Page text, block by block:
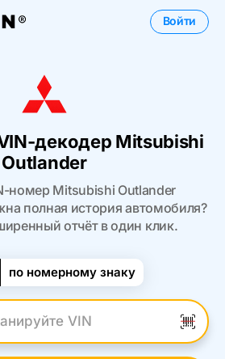
Войти
декодер Mitsubishi
Outlander
номер Mitsubishi Outlander
полная история автомобиля?
отчёт в один клик.
по номерному знаку